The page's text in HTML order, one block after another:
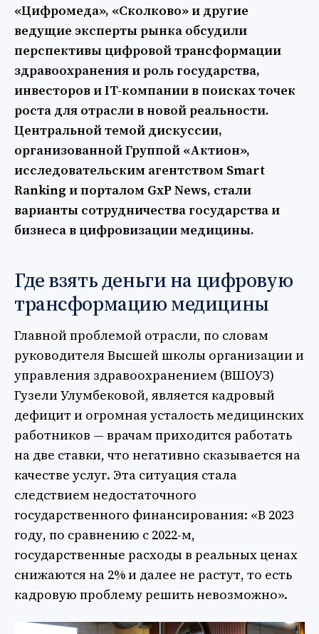
«Цифромеда», «Сколково» и другие
ведущие эксперты рынка обсудили
перспективы цифровой трансформации
здравоохранения и роль государства,
инвесторов и IT-компании в поисках точек
роста для отрасли в новой реальности.
Центральной темой дискуссии,
организованной Группой «Актион»,
исследовательским агентством Smart
Ranking и порталом GxP News, стали
варианты сотрудничества государства и
бизнеса в цифровизации медицины.
Где взять деньги на цифровую
трансформацию медицины
Главной проблемой отрасли, по словам
руководителя Высшей школы организации и
управления здравоохранением (ВШОУЗ)
Гузели Улумбековой, является кадровый
дефицит и огромная усталость медицинских
работников — врачам приходится работать
на две ставки, что негативно сказывается на
качестве услуг. Эта ситуация стала
следствием недостаточного
государственного финансирования: «В 2023
году, по сравнению с 2022-м,
государственные расходы в реальных ценах
снижаются на 2% и далее не растут, то есть
кадровую проблему решить невозможно».